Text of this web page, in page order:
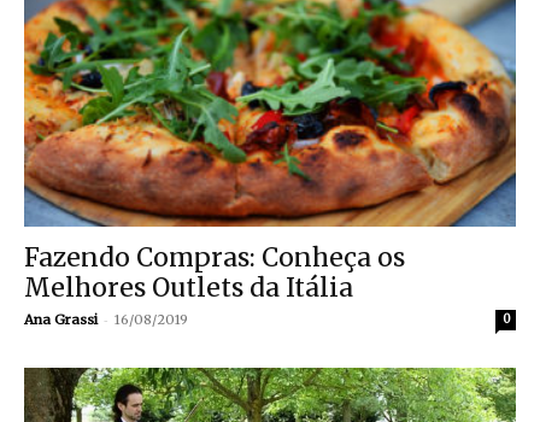
Fazendo Compras: Conheça os
Melhores Outlets da Itália
Ana Grassi - 16/08/2019 0